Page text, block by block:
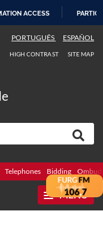
ACCESS
PORTUGUÊS ESPAÑOL
HIGH CONTRAST SITE MAP
Telephones Bidding
MENU